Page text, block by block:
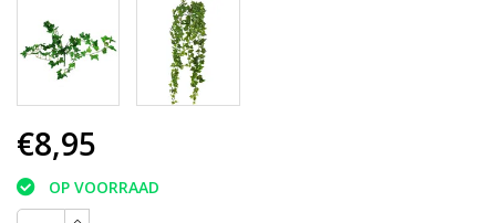
€8,95
OP VOORRAAD